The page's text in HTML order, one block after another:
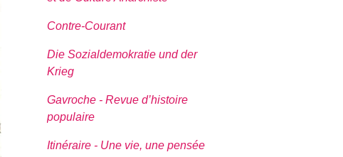
Contre-Courant
Die Sozialdemokratie und der
Krieg
Gavroche - Revue d’histoire
populaire
Itinéraire - Une vie, une pensée